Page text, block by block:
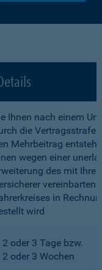
Ihnen nach einem
die Vertragsstrafe
Mehrbeitrag
wegen einer
des mit
vereinbarten
in
wird
2 oder 3 Tage bzw.
2 oder 3 Wochen